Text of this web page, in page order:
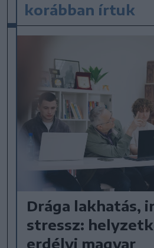
korábban írtuk
Drága lakhatás,
stressz:
erdélyi magyar